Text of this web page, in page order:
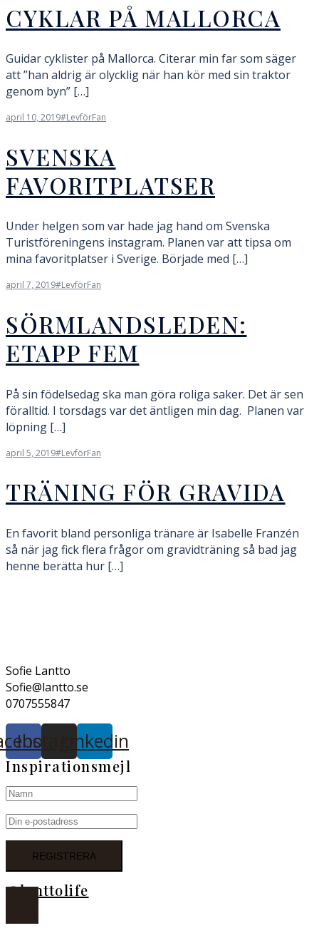
CYKLAR PÅ MALLORCA
Guidar cyklister på Mallorca. Citerar min far som säger
att ”han aldrig är olycklig när han kör med sin traktor
genom byn” […]
april 10, 2019#LevförFan
SVENSKA
FAVORITPLATSER
Under helgen som var hade jag hand om Svenska
Turistföreningens instagram. Planen var att tipsa om
mina favoritplatser i Sverige. Började med […]
april 7, 2019#LevförFan
SÖRMLANDSLEDEN:
ETAPP FEM
På sin födelsedag ska man göra roliga saker. Det är sen
föralltid. I torsdags var det äntligen min dag. Planen var
löpning […]
april 5, 2019#LevförFan
TRÄNING FÖR GRAVIDA
En favorit bland personliga tränare är Isabelle Franzén
så när jag fick flera frågor om gravidträning så bad jag
henne berätta hur […]
Sofie Lantto
Sofie@lantto.se
0707555847
InstagramLinkedin
Inspirationsmejl
@lanttolife